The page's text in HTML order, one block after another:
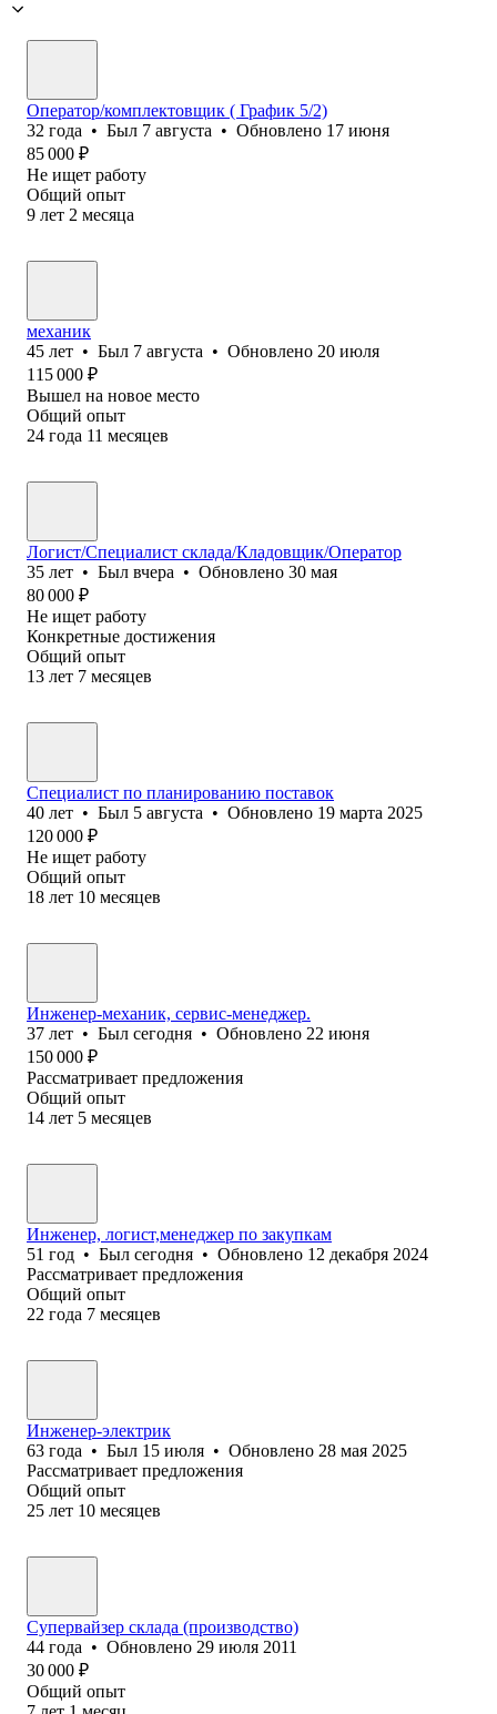
Оператор/комплектовщик ( График 5/2)
32 года • Был 7 августа • Обновлено 17 июня
85 000 ₽
Не ищет работу
Общий опыт
9 лет 2 месяца
механик
45 лет • Был 7 августа • Обновлено 20 июля
115 000 ₽
Вышел на новое место
Общий опыт
24 года 11 месяцев
Логист/Специалист склада/Кладовщик/Оператор
35 лет • Был вчера • Обновлено 30 мая
80 000 ₽
Не ищет работу
Конкретные достижения
Общий опыт
13 лет 7 месяцев
Специалист по планированию поставок
40 лет • Был 5 августа • Обновлено 19 марта 2025
120 000 ₽
Не ищет работу
Общий опыт
18 лет 10 месяцев
Инженер-механик, сервис-менеджер.
37 лет • Был сегодня • Обновлено 22 июня
150 000 ₽
Рассматривает предложения
Общий опыт
14 лет 5 месяцев
Инженер, логист,менеджер по закупкам
51 год • Был сегодня • Обновлено 12 декабря 2024
Рассматривает предложения
Общий опыт
22 года 7 месяцев
Инженер-электрик
63 года • Был 15 июля • Обновлено 28 мая 2025
Рассматривает предложения
Общий опыт
25 лет 10 месяцев
Супервайзер склада (производство)
44 года • Обновлено 29 июля 2011
30 000 ₽
Общий опыт